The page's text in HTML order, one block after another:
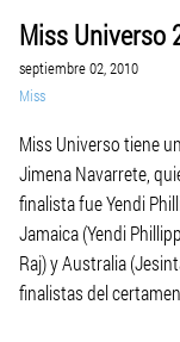
Miss Universo
septiembre 02, 2010
Miss
Miss Universo tiene
Jimena Navarrete,
finalista fue Yendi
Jamaica (Yendi
Raj) y Australia
finalistas del